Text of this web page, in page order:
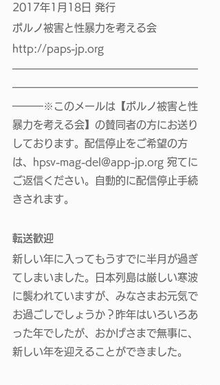
2017年1月18日 発行
ポルノ被害と性暴力を考える会
http://paps-jp.org
━━━━━━━━━━━━━━━━━━
━━━━━━━━━━━━━━━━━━
━━━※このメールは【ポルノ被害と性
暴力を考える会】の賛同者の方にお送り
しております。配信停止をご希望の方
は、
hpsv-mag-del@app-jp.org 宛てに
ご返信ください。自動的に配信停止手続
きされます。
転送歓迎
新しい年に入ってもうすでに半月が過ぎ
てしまいました。日本列島は厳しい寒波
に襲われていますが、みなさまお元気で
お過ごしでしょうか？昨年はいろいろあ
った年でしたが、おかげさまで無事に、
新しい年を迎えることができました。